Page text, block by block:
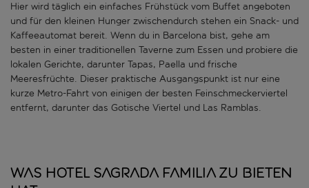
Hier wird täglich ein einfaches Frühstück vom Buffet angeboten
und für den kleinen Hunger zwischendurch stehen ein Snack- und
Kaffeeautomat bereit. Wenn du in Barcelona bist, gehe am
besten in einer traditionellen Taverne zum Essen und probiere die
lokalen Gerichte, darunter Tapas, Paella und frische
Meeresfrüchte. Dieser praktische Ausgangspunkt ist nur eine
kurze Metro-Fahrt von einigen der besten Feinschmeckerviertel
entfernt, darunter das Gotische Viertel und Las Ramblas.
Was Hotel Sagrada Familia zu bieten